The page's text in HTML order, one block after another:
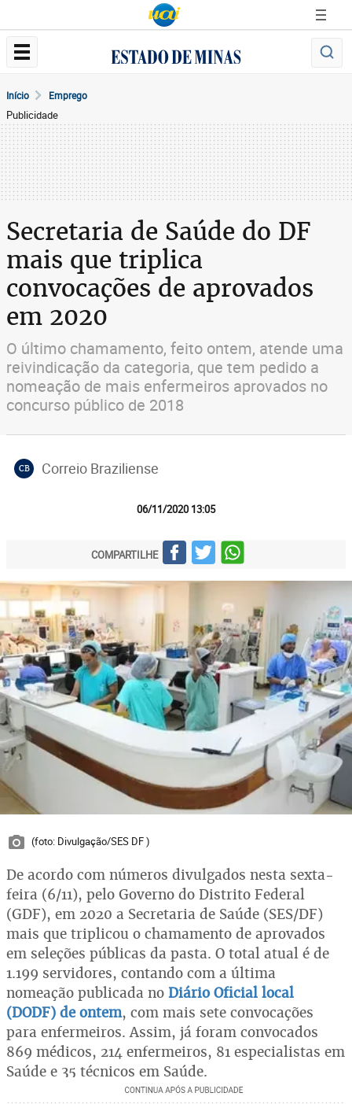
Início Emprego
Publicidade
Secretaria de Saúde do DF
mais que triplica
convocações de aprovados
em 2020
O último chamamento, feito ontem, atende uma
reivindicação da categoria, que tem pedido a
nomeação de mais enfermeiros aprovados no
concurso público de 2018
CB Correio Braziliense
06/11/2020 13:05
COMPARTILHE
(foto: Divulgação/SES DF )
De acordo com números divulgados nesta sexta-
feira (6/11), pelo Governo do Distrito Federal
(GDF), em 2020 a Secretaria de Saúde (SES/DF)
mais que triplicou o chamamento de aprovados
em seleções públicas da pasta. O total atual é de
1.199 servidores, contando com a última
nomeação publicada no Diário Oficial local
(DODF) de ontem, com mais sete convocações
para enfermeiros. Assim, já foram convocados
869 médicos, 214 enfermeiros, 81 especialistas em
Saúde e 35 técnicos em Saúde.